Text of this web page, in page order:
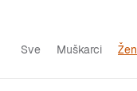
Sve Muškarci